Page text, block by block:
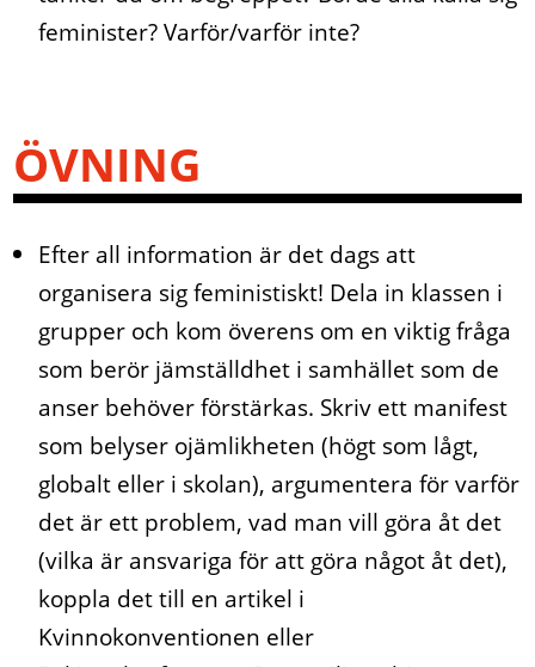
feminister? Varför/varför inte?
ÖVNING
Efter all information är det dags att
organisera sig feministiskt! Dela in klassen i
grupper och kom överens om en viktig fråga
som berör jämställdhet i samhället som de
anser behöver förstärkas. Skriv ett manifest
som belyser ojämlikheten (högt som lågt,
globalt eller i skolan), argumentera för varför
det är ett problem, vad man vill göra åt det
(vilka är ansvariga för att göra något åt det),
koppla det till en artikel i
Kvinnokonventionen eller